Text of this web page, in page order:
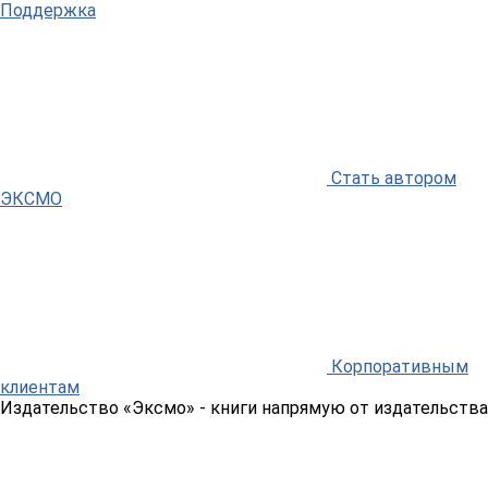
Поддержка
Стать автором
ЭКСМО
Корпоративным
клиентам
Издательство «Эксмо» - книги напрямую от издательства